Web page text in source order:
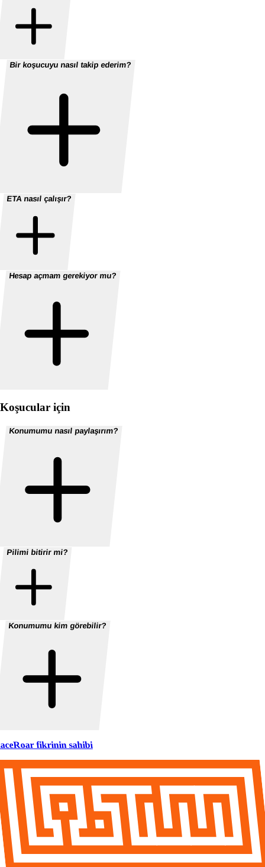
Bir koşucuyu nasıl takip ederim?
ETA nasıl çalışır?
Hesap açmam gerekiyor mu?
Koşucular için
Konumumu nasıl paylaşırım?
Pilimi bitirir mi?
Konumumu kim görebilir?
fikrinin sahibi